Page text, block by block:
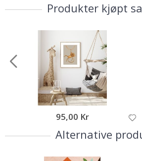
Produkter kjøpt
95,00 Kr
Alternative